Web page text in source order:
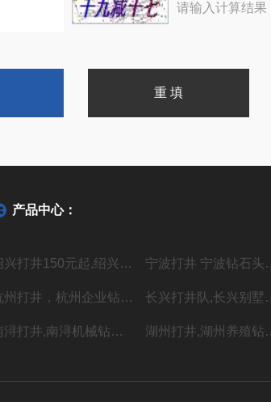
请输入计算结果
产品中心：
绍兴打井150元起,绍兴机器钻水井施工单位 宁波打井
杭州打井，杭州企业钻井，上门施工价格低 长兴打井队,
南浔打井,南浔机械钻岩石水深水井 湖州打井,